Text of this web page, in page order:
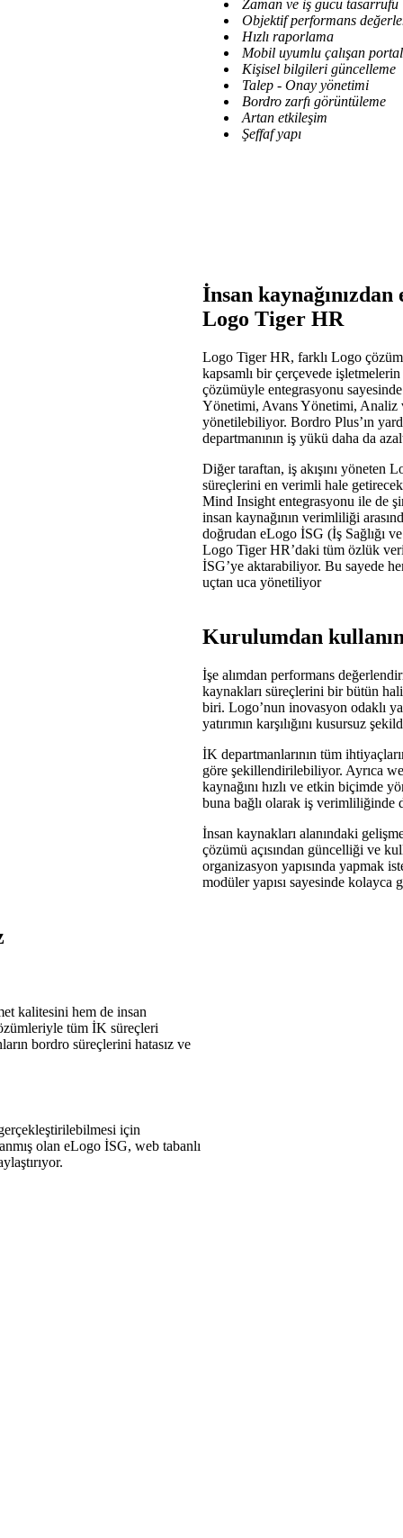
Zaman ve iş gücü tasarrufu
Objektif performans
Hızlı raporlama
Mobil uyumlu çalışan
Kişisel bilgileri güncelleme
Talep - Onay yönetimi
Bordro zarfı görüntüleme
Artan etkileşim
Şeffaf yapı
İnsan
Logo Tiger HR
Logo Tiger HR, farklı Logo
kapsamlı bir çerçevede
çözümüyle entegrasyonu
Yönetimi, Avans Yönetimi, Analiz
yönetilebiliyor. Bordro Plus’ın
departmanının iş yükü daha da
Diğer taraftan, iş akışını yöneten
süreçlerini en verimli hale
Mind Insight entegrasyonu ile de
insan kaynağının verimliliği
doğrudan eLogo İSG (İş Sağlığı
Logo Tiger HR’daki tüm özlük
İSG’ye aktarabiliyor. Bu sayede
uçtan uca yönetiliyor
Kurulumdan
İşe alımdan performans
kaynakları süreçlerini bir bütün
biri. Logo’nun inovasyon odaklı
yatırımın karşılığını kusursuz
İK departmanlarının tüm
göre şekillendirilebiliyor. Ayrıca
kaynağını hızlı ve etkin biçimde
buna bağlı olarak iş verimliliğinde
İnsan kaynakları alanındaki
çözümü açısından güncelliği ve
organizasyon yapısında yapmak
modüler yapısı sayesinde kolayca
kalitesini hem de insan
tüm İK süreçleri
bordro süreçlerini hatasız ve
için
olan eLogo İSG, web tabanlı